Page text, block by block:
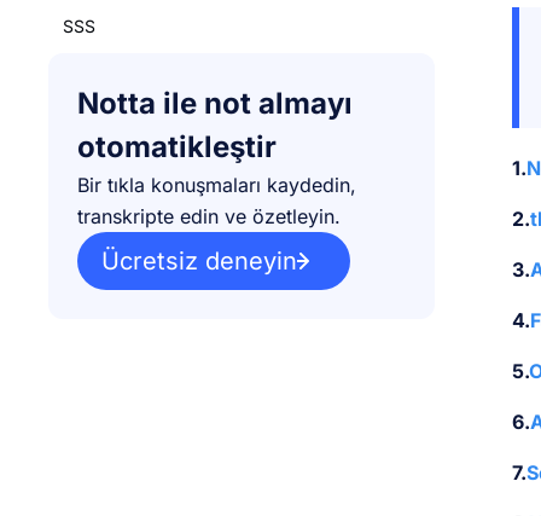
SSS
Notta ile not almayı
otomatikleştir
Bir tıkla konuşmaları kaydedin,
transkripte edin ve özetleyin.
Ücretsiz deneyin
1.
2.
3.
4.
5.
6.
7.